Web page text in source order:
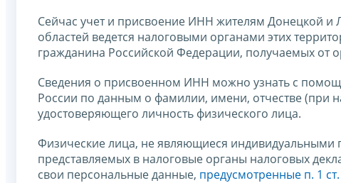
Сейчас учет и присвоение ИНН жителям Донецкой и
областей ведется налоговыми органами этих
гражданина Российской Федерации, получаемых от
Сведения о присвоенном ИНН можно узнать с
России по данным о фамилии, имени, отчестве (при
удостоверяющего личность физического лица.
Физические лица, не являющиеся
представляемых в налоговые органы налоговых
свои персональные данные, предусмотренные п. 1